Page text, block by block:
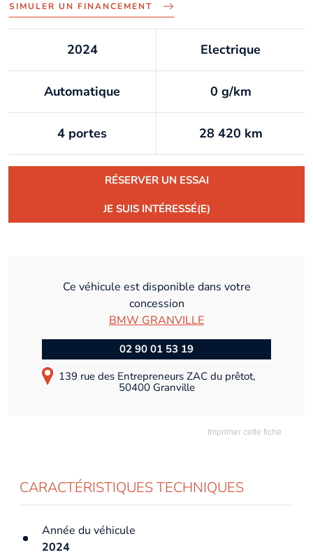
SIMULER UN FINANCEMENT
2024 Electrique
Automatique 0 g/km
4 portes 28 420 km
RÉSERVER UN ESSAI
JE SUIS INTÉRESSÉ(E)
Ce véhicule est disponible dans votre
concession
BMW GRANVILLE
02 90 01 53 19
139 rue des Entrepreneurs ZAC du prêtot,
50400 Granville
Imprimer cette fiche
CARACTÉRISTIQUES TECHNIQUES
Année du véhicule
2024